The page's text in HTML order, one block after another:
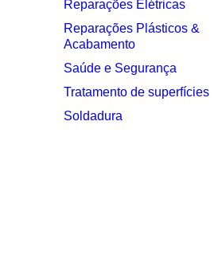
Reparações Elétricas
Reparações Plásticos &
Acabamento
Saúde e Segurança
Tratamento de superfícies
Soldadura